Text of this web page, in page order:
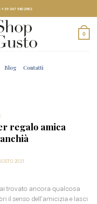
|+39 347 9802982
0
Blog Contatti
regalo amica
2021
trovato ancora qualcosa
il senso dell’amicizia e lasci